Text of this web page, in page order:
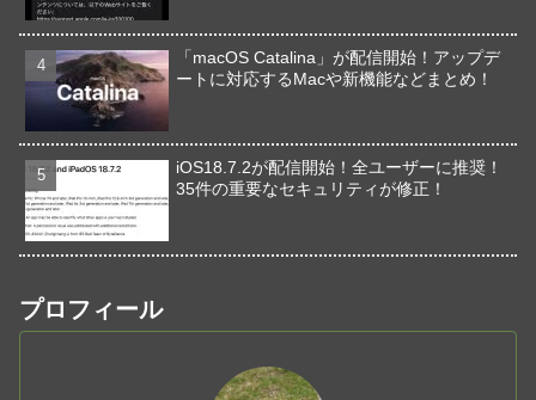
「macOS Catalina」が配信開始！アップデ
ートに対応するMacや新機能などまとめ！
iOS18.7.2が配信開始！全ユーザーに推奨！
35件の重要なセキュリティが修正！
プロフィール